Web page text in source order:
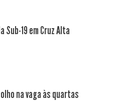
Sub-19 em Cruz Alta
na vaga às quartas